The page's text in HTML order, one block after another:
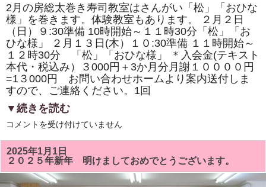
巻
き
ま
す。
体
験
教
室
も
あ
り
す。
2月の房総太巻き寿司教室はさんがい「松」「おひな
様」を巻きます。体験教室もあります。 ２月２日
（日）９:30準備 10時開始～１１時30分「松」「お
ひな様」 ２月１３日(木）１０:30準備 １１時開始～
１２時30分 「松」「おひな様」 ＊入会金(テキスト
本代・税込み）３000円＋3か月分月謝１００００円
=1３000円 お問い合わせホームより案内送付しま
すので、ご連絡ください。1回
▼続きを読む
２
の
房
総
太
巻
き
コメントを受け付けていません
2025年1月1日
２０２５年新年 明けましておめでとうございます。